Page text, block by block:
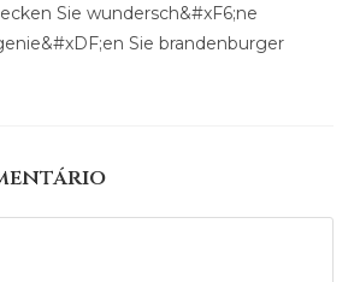
Sie wundersch&#xF6;ne
Sie brandenburger